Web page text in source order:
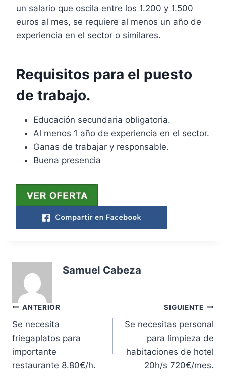
un salario que oscila entre los 1.200 y 1.500
euros al mes, se requiere al menos un año de
experiencia en el sector o similares.
Requisitos para el puesto
de trabajo.
Educación secundaria obligatoria.
Al menos 1 año de experiencia en el sector.
Ganas de trabajar y responsable.
Buena presencia
Samuel Cabeza
Navegación
de
entradas
ANTERIOR
Se necesita
friegaplatos para
importante
restaurante 8.80€/h.
SIGUIENTE
Se necesitas personal
para limpieza de
habitaciones de hotel
20h/s 720€/mes.